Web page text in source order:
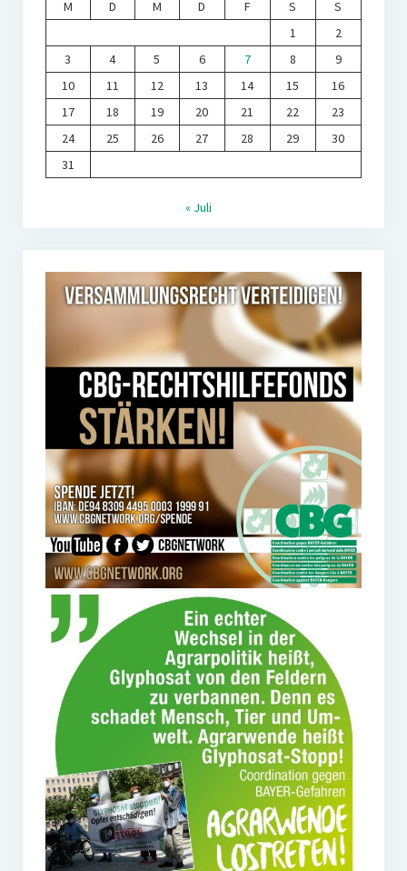
M D M D F S
S
1
2
3
4 5 6 7 8
9
10
11 12 13 14 15
16
17
18 19 20 21 22
23
24
25 26 27 28 29
30
31
« Juli